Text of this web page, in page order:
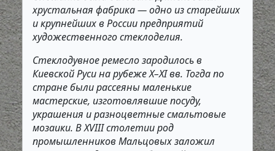
хрустальная фабрика — одно из старейших
и крупнейших в России предприятий
художественного стеклоделия.
Стеклодувное ремесло зародилось в
Киевской Руси на рубеже X–XI вв. Тогда по
стране были рассеяны маленькие
мастерские, изготовлявшие посуду,
украшения и разноцветные смальтовые
мозаики. В XVIII столетии род
промышленников Мальцовых заложил